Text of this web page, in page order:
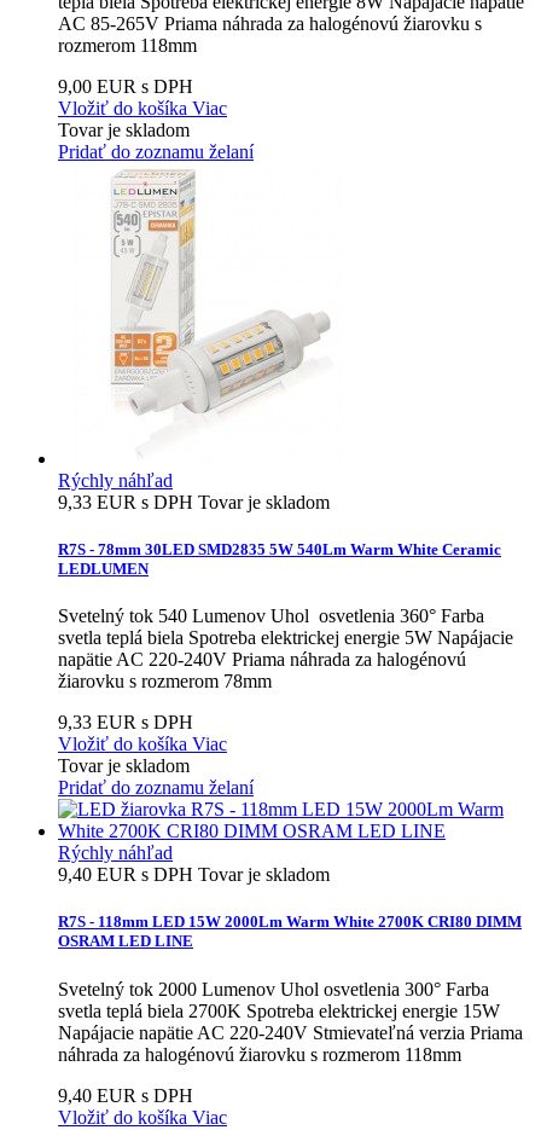
AC 85-265V Priama náhrada za halogénovú žiarovku s
rozmerom 118mm
9,00 EUR s DPH
Vložiť do košíka Viac
Tovar je skladom
Pridať do zoznamu želaní
Rýchly náhľad
9,33 EUR s DPH Tovar je skladom
R7S - 78mm 30LED SMD2835 5W 540Lm Warm White Ceramic
LEDLUMEN
Svetelný tok 540 Lumenov Uhol osvetlenia 360° Farba
svetla teplá biela Spotreba elektrickej energie 5W Napájacie
napätie AC 220-240V Priama náhrada za halogénovú
žiarovku s rozmerom 78mm
9,33 EUR s DPH
Vložiť do košíka Viac
Tovar je skladom
Pridať do zoznamu želaní
Rýchly náhľad
9,40 EUR s DPH Tovar je skladom
R7S - 118mm LED 15W 2000Lm Warm White 2700K CRI80 DIMM
OSRAM LED LINE
Svetelný tok 2000 Lumenov Uhol osvetlenia 300° Farba
svetla teplá biela 2700K Spotreba elektrickej energie 15W
Napájacie napätie AC 220-240V Stmievateľná verzia Priama
náhrada za halogénovú žiarovku s rozmerom 118mm
9,40 EUR s DPH
Vložiť do košíka Viac